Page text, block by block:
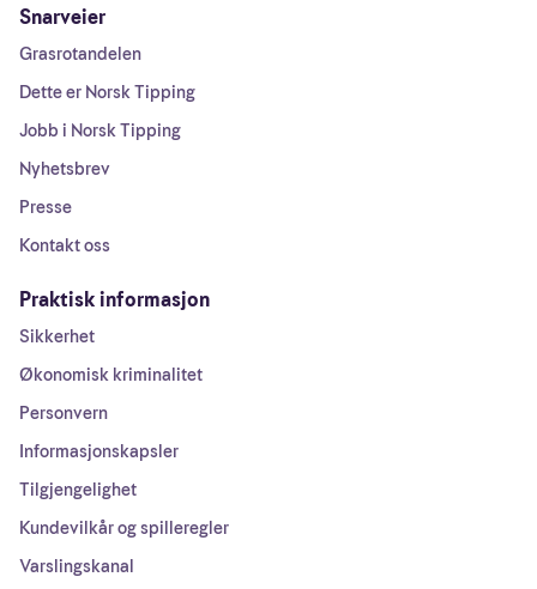
Snarveier
Grasrotandelen
Dette er Norsk Tipping
Jobb i Norsk Tipping
Nyhetsbrev
Presse
Kontakt oss
Praktisk informasjon
Sikkerhet
Økonomisk kriminalitet
Personvern
Informasjonskapsler
Tilgjengelighet
Kundevilkår og spilleregler
Varslingskanal